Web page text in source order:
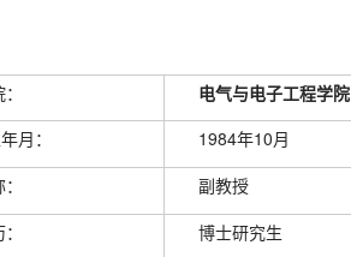
电气与电子工程学院
月：
1984年10月
副教授
博士研究生